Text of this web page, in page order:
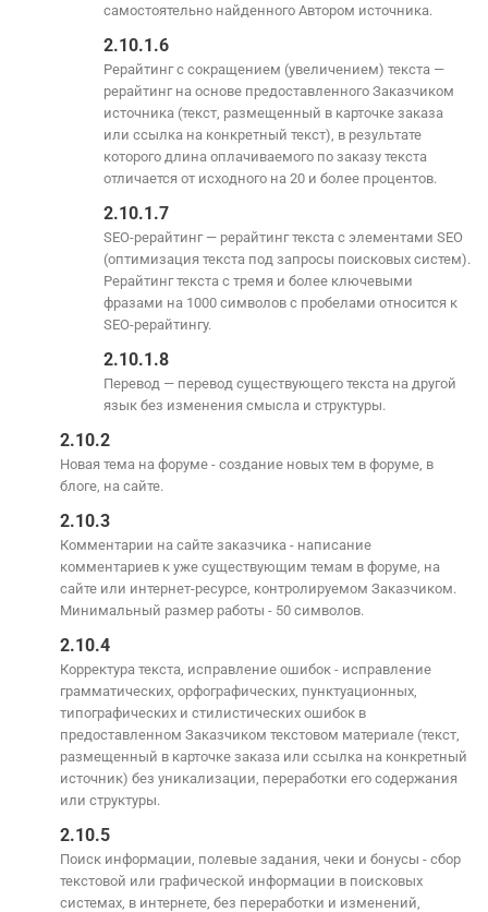
самостоятельно найденного Автором источника.
2.10.1.6
Рерайтинг с сокращением (увеличением) текста —
рерайтинг на основе предоставленного Заказчиком
источника (текст, размещенный в карточке заказа
или ссылка на конкретный текст), в результате
которого длина оплачиваемого по заказу текста
отличается от исходного на 20 и более процентов.
2.10.1.7
SEO-рерайтинг — рерайтинг текста с элементами SEO
(оптимизация текста под запросы поисковых систем).
Рерайтинг текста с тремя и более ключевыми
фразами на 1000 символов с пробелами относится к
SEO-рерайтингу.
2.10.1.8
Перевод — перевод существующего текста на другой
язык без изменения смысла и структуры.
2.10.2
Новая тема на форуме - создание новых тем в форуме, в
блоге, на сайте.
2.10.3
Комментарии на сайте заказчика - написание
комментариев к уже существующим темам в форуме, на
сайте или интернет-ресурсе, контролируемом Заказчиком.
Минимальный размер работы - 50 символов.
2.10.4
Корректура текста, исправление ошибок - исправление
грамматических, орфографических, пунктуационных,
типографических и стилистических ошибок в
предоставленном Заказчиком текстовом материале (текст,
размещенный в карточке заказа или ссылка на конкретный
источник) без уникализации, переработки его содержания
или структуры.
2.10.5
Поиск информации, полевые задания, чеки и бонусы - сбор
текстовой или графической информации в поисковых
системах, в интернете, без переработки и изменений,